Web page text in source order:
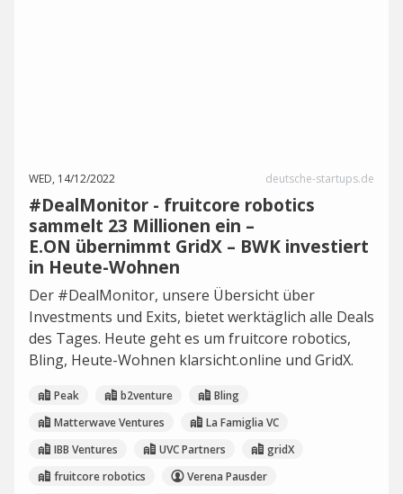
WED, 14/12/2022 deutsche-startups.de
#DealMonitor - fruitcore robotics
sammelt 23 Millionen ein –
E.ON übernimmt GridX – BWK investiert
in Heute-Wohnen
Der #DealMonitor, unsere Übersicht über
Investments und Exits, bietet werktäglich alle Deals
des Tages. Heute geht es um fruitcore robotics,
Bling, Heute-Wohnen klarsicht.online und GridX.
Peak b2venture
Bling
Matterwave Ventures
La Famiglia VC
IBB Ventures
UVC Partners
gridX
fruitcore robotics
Verena Pausder